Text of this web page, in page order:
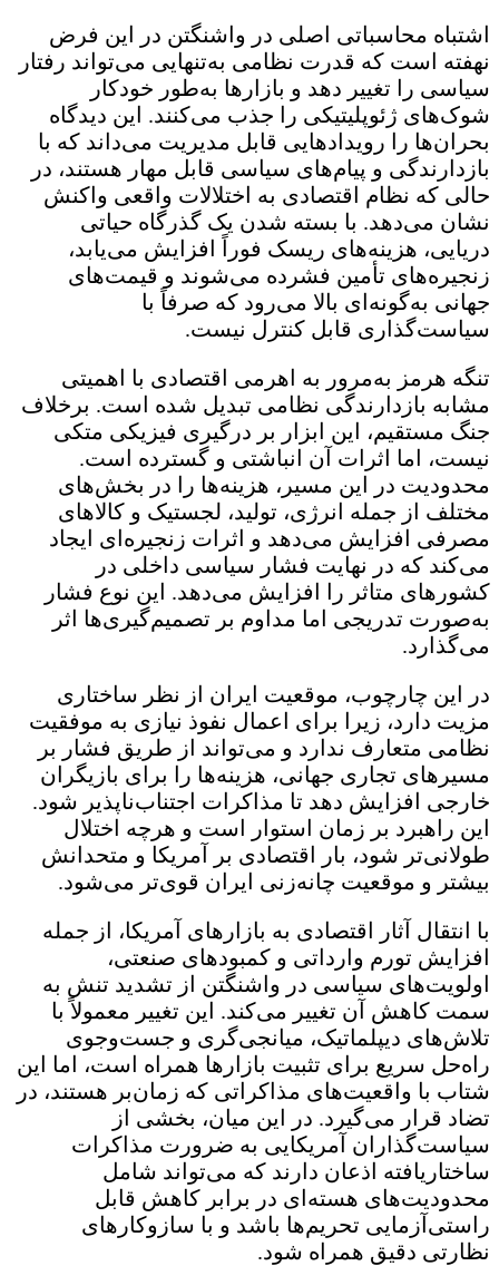
محاسباتی اصلی در واشنگتن در این فرض
است که قدرت نظامی به‌تنهایی می‌تواند رفتار
را تغییر دهد و بازارها به‌طور خودکار
ژئوپلیتیکی را جذب می‌کنند. این دیدگاه
را رویدادهایی قابل مدیریت می‌داند که با
و پیام‌های سیاسی قابل مهار هستند، در
که نظام اقتصادی به اختلالات واقعی واکنش
می‌دهد. با بسته شدن یک گذرگاه حیاتی
هزینه‌های ریسک فوراً افزایش می‌یابد،
تأمین فشرده می‌شوند و قیمت‌های
به‌گونه‌ای بالا می‌رود که صرفاً با
قابل کنترل نیست.
هرمز به‌مرور به اهرمی اقتصادی با اهمیتی
بازدارندگی نظامی تبدیل شده است. برخلاف
مستقیم، این ابزار بر درگیری فیزیکی متکی
اما اثرات آن انباشتی و گسترده است.
در این مسیر، هزینه‌ها را در بخش‌های
از جمله انرژی، تولید، لجستیک و کالاهای
افزایش می‌دهد و اثرات زنجیره‌ای ایجاد
که در نهایت فشار سیاسی داخلی در
متاثر را افزایش می‌دهد. این نوع فشار
تدریجی اما مداوم بر تصمیم‌گیری‌ها اثر
این چارچوب، موقعیت ایران از نظر ساختاری
دارد، زیرا برای اعمال نفوذ نیازی به موفقیت
متعارف ندارد و می‌تواند از طریق فشار بر
تجاری جهانی، هزینه‌ها را برای بازیگران
افزایش دهد تا مذاکرات اجتناب‌ناپذیر شود.
راهبرد بر زمان استوار است و هرچه اختلال
شود، بار اقتصادی بر آمریکا و متحدانش
و موقعیت چانه‌زنی ایران قوی‌تر می‌شود.
انتقال آثار اقتصادی به بازارهای آمریکا، از جمله
تورم وارداتی و کمبودهای صنعتی،
سیاسی در واشنگتن از تشدید تنش به
کاهش آن تغییر می‌کند. این تغییر معمولاً با
دیپلماتیک، میانجی‌گری و جست‌وجوی
سریع برای تثبیت بازارها همراه است، اما این
با واقعیت‌های مذاکراتی که زمان‌بر هستند، در
قرار می‌گیرد. در این میان، بخشی از
آمریکایی به ضرورت مذاکرات
اذعان دارند که می‌تواند شامل
هسته‌ای در برابر کاهش قابل
تحریم‌ها باشد و با سازوکارهای
دقیق همراه شود.